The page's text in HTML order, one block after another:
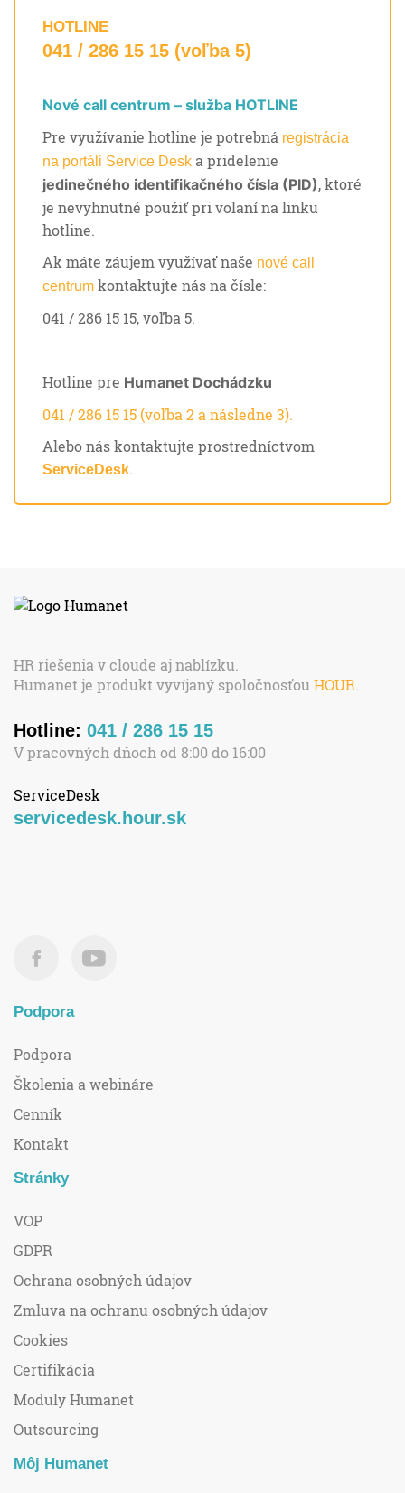
HOTLINE
041 / 286 15 15 (voľba 5)
Nové call centrum – služba HOTLINE
Pre využívanie hotline je potrebná registrácia
na portáli Service Desk a pridelenie
jedinečného identifikačného čísla (PID), ktoré
je nevyhnutné použiť pri volaní na linku
hotline.
Ak máte záujem využívať naše nové call
centrum kontaktujte nás na čísle:
041 / 286 15 15, voľba 5.
Hotline pre Humanet Dochádzku
041 / 286 15 15 (voľba 2 a následne 3).
Alebo nás kontaktujte prostredníctvom
ServiceDesk.
HR riešenia v cloude aj nablízku.
Humanet je produkt vyvíjaný spoločnosťou HOUR
Hotline: 041 / 286 15 15
V pracovných dňoch od 8:00 do 16:00
ServiceDesk
servicedesk.hour.sk
Podpora
Podpora
Školenia a webináre
Cenník
Kontakt
Stránky
VOP
GDPR
Ochrana osobných údajov
Zmluva na ochranu osobných údajov
Cookies
Certifikácia
Moduly Humanet
Outsourcing
Môj Humanet